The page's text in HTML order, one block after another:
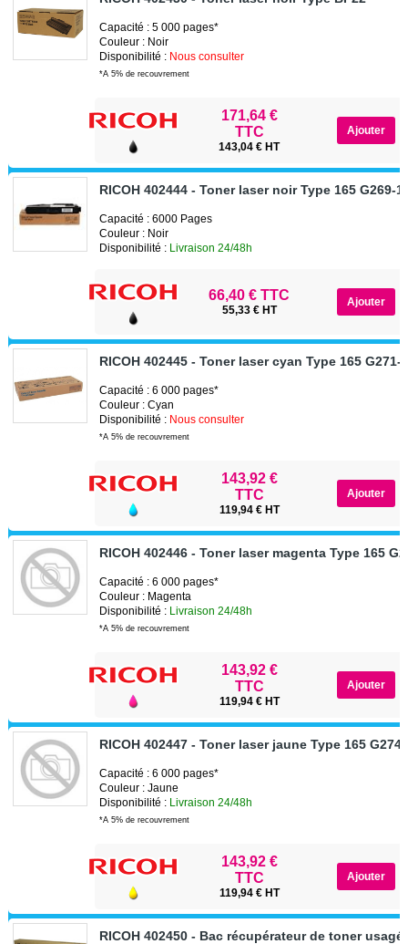
Capacité : 5 000 pages*
Couleur : Noir
Disponibilité : Nous consulter
*A 5% de recouvrement
171,64 €
TTC
143,04 € HT
RICOH 402444 - Toner laser noir Type 165 G269-
Capacité : 6000 Pages
Couleur : Noir
Disponibilité : Livraison 24/48h
66,40 € TTC
55,33 € HT
RICOH 402445 - Toner laser cyan Type 165 G271-
Capacité : 6 000 pages*
Couleur : Cyan
Disponibilité : Nous consulter
*A 5% de recouvrement
143,92 €
TTC
119,94 € HT
RICOH 402446 - Toner laser magenta Type 165
Capacité : 6 000 pages*
Couleur : Magenta
Disponibilité : Livraison 24/48h
*A 5% de recouvrement
143,92 €
TTC
119,94 € HT
RICOH 402447 - Toner laser jaune Type 165
Capacité : 6 000 pages*
Couleur : Jaune
Disponibilité : Livraison 24/48h
*A 5% de recouvrement
143,92 €
TTC
119,94 € HT
RICOH 402450 - Bac récupérateur de toner usagé